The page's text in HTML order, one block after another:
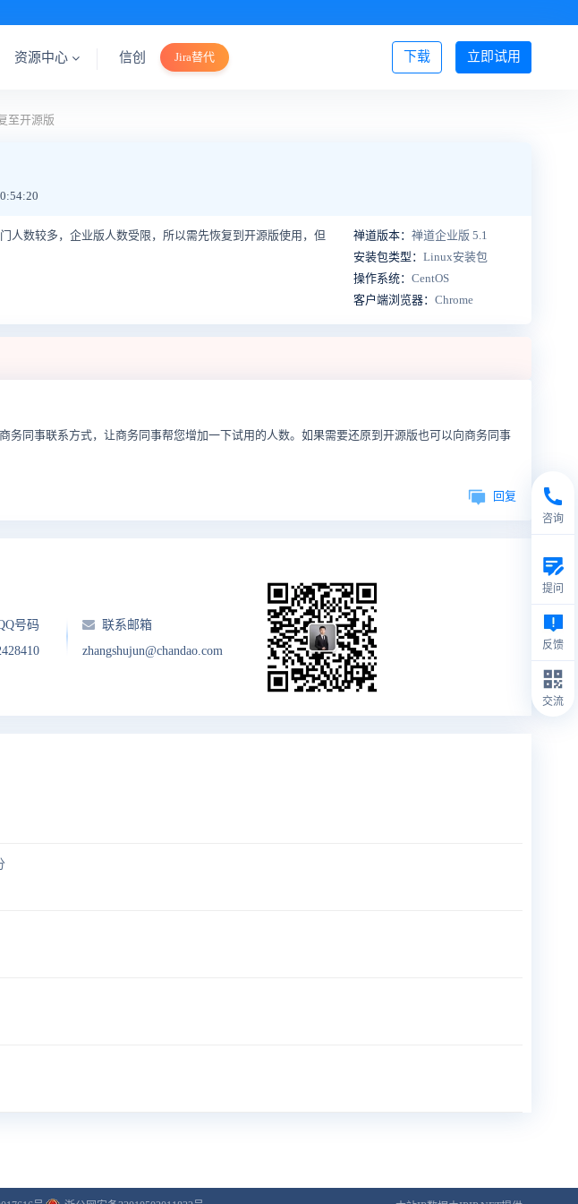
立即试用
下载
资源中心 信创 Jira替代 登录/注册
至开源版
人数较多，企业版人数受限，所以需先恢复到开源版使用，但
禅道版本： 禅道企业版 5.1
安装包类型： Linux安装包
操作系统： CentOS
客户端浏览器： Chrome
务同事联系方式，让商务同事帮您增加一下试用的人数。如果需要还原到开源版也可以向商务同事
回复
号码
联系邮箱
zhangshujun@chandao.com
咨询
提问
反馈
交流